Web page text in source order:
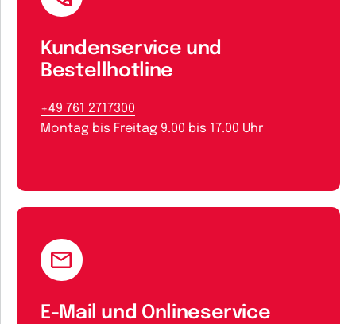
Kundenservice und
Bestellhotline
+49 761 2717300
Montag bis Freitag 9.00 bis 17.00 Uhr
E-Mail und Onlineservice